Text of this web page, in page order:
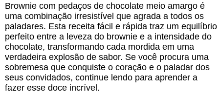
Brownie com pedaços de chocolate meio amargo é
uma combinação irresistível que agrada a todos os
paladares. Esta receita fácil e rápida traz um equilíbrio
perfeito entre a leveza do brownie e a intensidade do
chocolate, transformando cada mordida em uma
verdadeira explosão de sabor. Se você procura uma
sobremesa que conquiste o coração e o paladar dos
seus convidados, continue lendo para aprender a
fazer esse doce incrível.